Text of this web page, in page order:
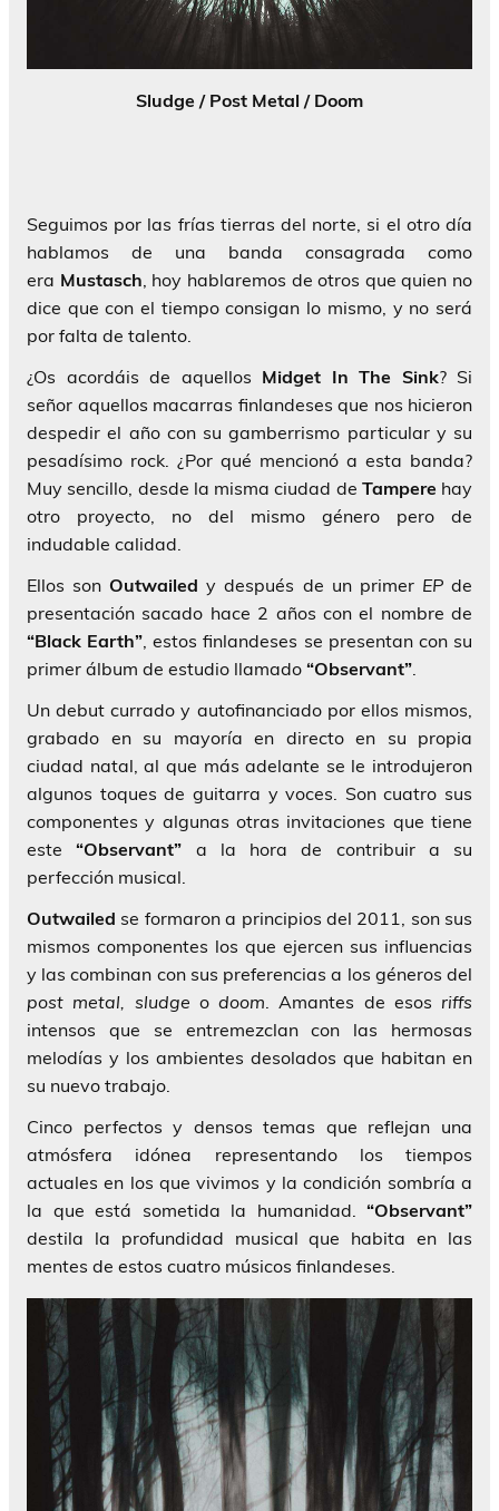
Sludge / Post Metal / Doom
Seguimos por las frías tierras del norte, si el otro día
hablamos de una banda consagrada como
era Mustasch, hoy hablaremos de otros que quien no
dice que con el tiempo consigan lo mismo, y no será
por falta de talento.
¿Os acordáis de aquellos Midget In The Sink? Si
señor aquellos macarras finlandeses que nos hicieron
despedir el año con su gamberrismo particular y su
pesadísimo rock. ¿Por qué mencionó a esta banda?
Muy sencillo, desde la misma ciudad de Tampere hay
otro proyecto, no del mismo género pero de
indudable calidad.
Ellos sonOutwailed y después de un primer EPde
presentación sacado hace 2 años con el nombre de
“Black Earth”, estos finlandeses se presentan con su
primer álbum de estudio llamado “Observant”.
Un debut currado y autofinanciado por ellos mismos,
grabado en su mayoría en directo en su propia
ciudad natal, al que más adelante se le introdujeron
algunos toques de guitarra y voces. Son cuatro sus
componentes y algunas otras invitaciones que tiene
este“Observant” a la hora de contribuir a su
perfección musical.
Outwailed se formaron a principios del 2011, son sus
mismos componentes los que ejercen sus influencias
y las combinan con sus preferencias a los géneros del
post metal, sludge o doom. Amantes de esos riffs
intensos que se entremezclan con las hermosas
melodías y los ambientes desolados que habitan en
su nuevo trabajo.
Cinco perfectos y densos temas que reflejan una
atmósfera idónea representando los tiempos
actuales en los que vivimos y la condición sombría a
la que está sometida la humanidad. “Observant”
destila la profundidad musical que habita en las
mentes de estos cuatro músicos finlandeses.